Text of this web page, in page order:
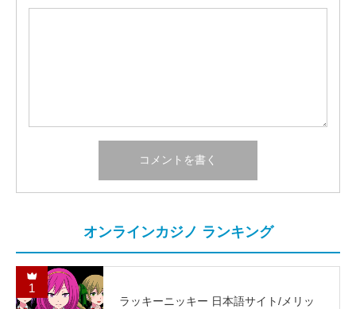
オンラインカジノ ランキング
1
ラッキーニッキー 日本語サイト/メリッ